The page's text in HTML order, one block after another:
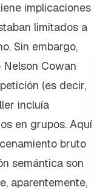
implicaciones
limitados a
Sin embargo,
Cowan
(es decir,
incluía
en grupos. Aquí
bruto
semántica son
aparentemente,